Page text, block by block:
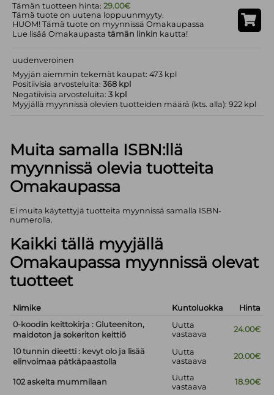
Tämän tuotteen hinta:29.00€
Tämä tuote on uutena loppuunmyyty.
HUOM! Tämä tuote on myynnissä Omakaupassa
Lue lisää Omakaupastatämän linkin kautta!
uudenveroinen
Myyjän aiemmin tekemät kaupat: 473 kpl
Positiivisia arvosteluita:368 kpl
Negatiivisia arvosteluita:3 kpl
Myyjällä myynnissä olevien tuotteiden määrä (kts. alla): 922 kpl
Muita samalla ISBN:llä
myynnissä olevia tuotteita
Omakaupassa
Ei muita käytettyjä tuotteita myynnissä samalla ISBN-
numerolla.
Kaikki tällä myyjällä
Omakaupassa myynnissä olevat
tuotteet
Nimike Kuntoluokka
Hinta
0-koodin keittokirja : Gluteeniton,
maidoton ja sokeriton keittiö
Uutta
vastaava
24.00€
10 tunnin dieetti : kevyt olo ja lisää
elinvoimaa pätkäpaastolla
Uutta
vastaava
20.00€
102 askelta mummilaan
Uutta
vastaava
18.90€